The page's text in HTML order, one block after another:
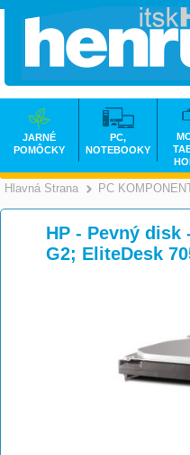
Hlavná Strana PC
HP - Pevný disk
G2; EliteDesk
JARNÉ
POMÔCKY
PC,
NOTEBOOKY